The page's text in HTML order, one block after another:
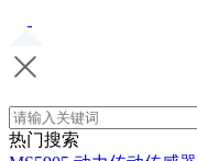
热门搜索